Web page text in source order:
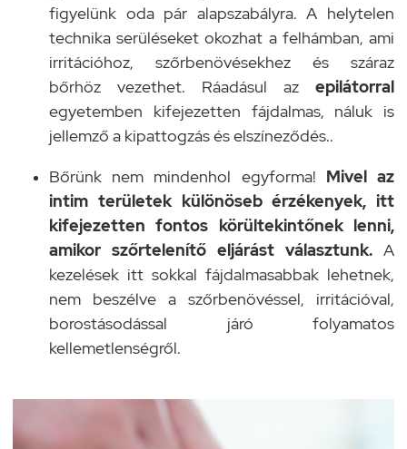
figyelünk oda pár alapszabályra. A helytelen
technika serüléseket okozhat a felhámban, ami
irritációhoz, szőrbenövésekhez és száraz
bőrhöz vezethet. Ráadásul az epilátorral
egyetemben kifejezetten fájdalmas, náluk is
jellemző a kipattogzás és elszíneződés..
Bőrünk nem mindenhol egyforma! Mivel az
intim területek különöseb érzékenyek, itt
kifejezetten fontos körültekintőnek lenni,
amikor szőrtelenítő eljárást választunk. A
kezelések itt sokkal fájdalmasabbak lehetnek,
nem beszélve a szőrbenövéssel, irritációval,
borostásodással járó folyamatos
kellemetlenségről.